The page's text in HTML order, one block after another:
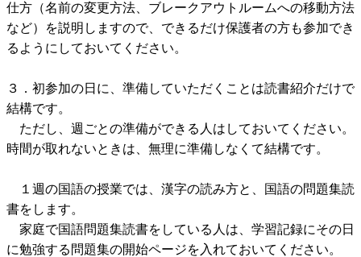
仕方（名前の変更方法、ブレークアウトルームへの移動方法
など）を説明しますので、できるだけ保護者の方も参加でき
るようにしておいてください。
３．初参加の日に、準備していただくことは読書紹介だけで
結構です。
ただし、週ごとの準備ができる人はしておいてください。
時間が取れないときは、無理に準備しなくて結構です。
１週の国語の授業では、漢字の読み方と、国語の問題集読
書をします。
家庭で国語問題集読書をしている人は、学習記録にその日
に勉強する問題集の開始ページを入れておいてください。